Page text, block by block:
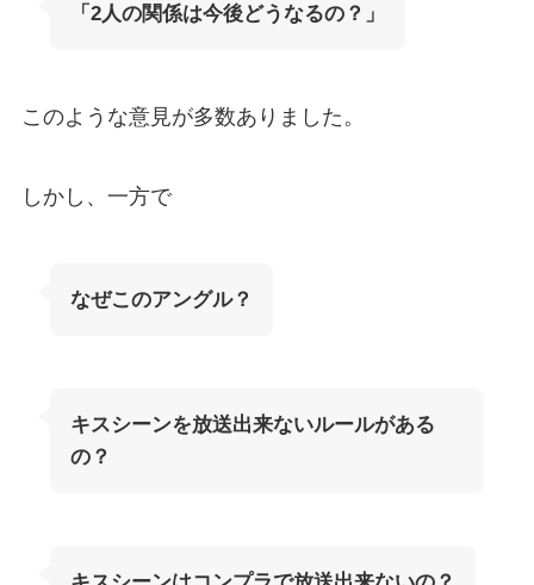
「2人の関係は今後どうなるの？」
このような意見が多数ありました。
しかし、一方で
なぜこのアングル？
キスシーンを放送出来ないルールがある
の？